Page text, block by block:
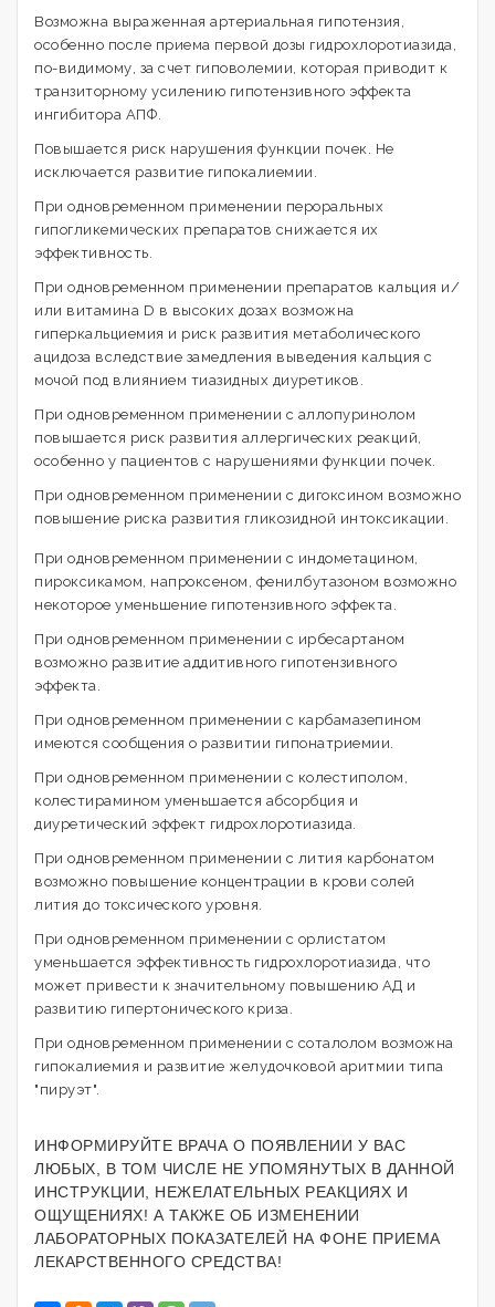
Возможна выраженная артериальная гипотензия,
особенно после приема первой дозы гидрохлоротиазида,
по-видимому, за счет гиповолемии, которая приводит к
транзиторному усилению гипотензивного эффекта
ингибитора АПФ.
Повышается риск нарушения функции почек. Не
исключается развитие гипокалиемии.
При одновременном применении пероральных
гипогликемических препаратов снижается их
эффективность.
При одновременном применении препаратов кальция и/
или витамина D в высоких дозах возможна
гиперкальциемия и риск развития метаболического
ацидоза вследствие замедления выведения кальция с
мочой под влиянием тиазидных диуретиков.
При одновременном применении с аллопуринолом
повышается риск развития аллергических реакций,
особенно у пациентов с нарушениями функции почек.
При одновременном применении с дигоксином возможно
повышение риска развития гликозидной интоксикации.
При одновременном применении с индометацином,
пироксикамом, напроксеном, фенилбутазоном возможно
некоторое уменьшение гипотензивного эффекта.
При одновременном применении с ирбесартаном
возможно развитие аддитивного гипотензивного
эффекта.
При одновременном применении с карбамазепином
имеются сообщения о развитии гипонатриемии.
При одновременном применении с колестиполом,
колестирамином уменьшается абсорбция и
диуретический эффект гидрохлоротиазида.
При одновременном применении с лития карбонатом
возможно повышение концентрации в крови солей
лития до токсического уровня.
При одновременном применении с орлистатом
уменьшается эффективность гидрохлоротиазида, что
может привести к значительному повышению АД и
развитию гипертонического криза.
При одновременном применении с соталолом возможна
гипокалиемия и развитие желудочковой аритмии типа
"пируэт".
ИНФОРМИРУЙТЕ ВРАЧА О ПОЯВЛЕНИИ У ВАС
ЛЮБЫХ, В ТОМ ЧИСЛЕ НЕ УПОМЯНУТЫХ В ДАННОЙ
ИНСТРУКЦИИ, НЕЖЕЛАТЕЛЬНЫХ РЕАКЦИЯХ И
ОЩУЩЕНИЯХ! А ТАКЖЕ ОБ ИЗМЕНЕНИИ
ЛАБОРАТОРНЫХ ПОКАЗАТЕЛЕЙ НА ФОНЕ ПРИЕМА
ЛЕКАРСТВЕННОГО СРЕДСТВА!